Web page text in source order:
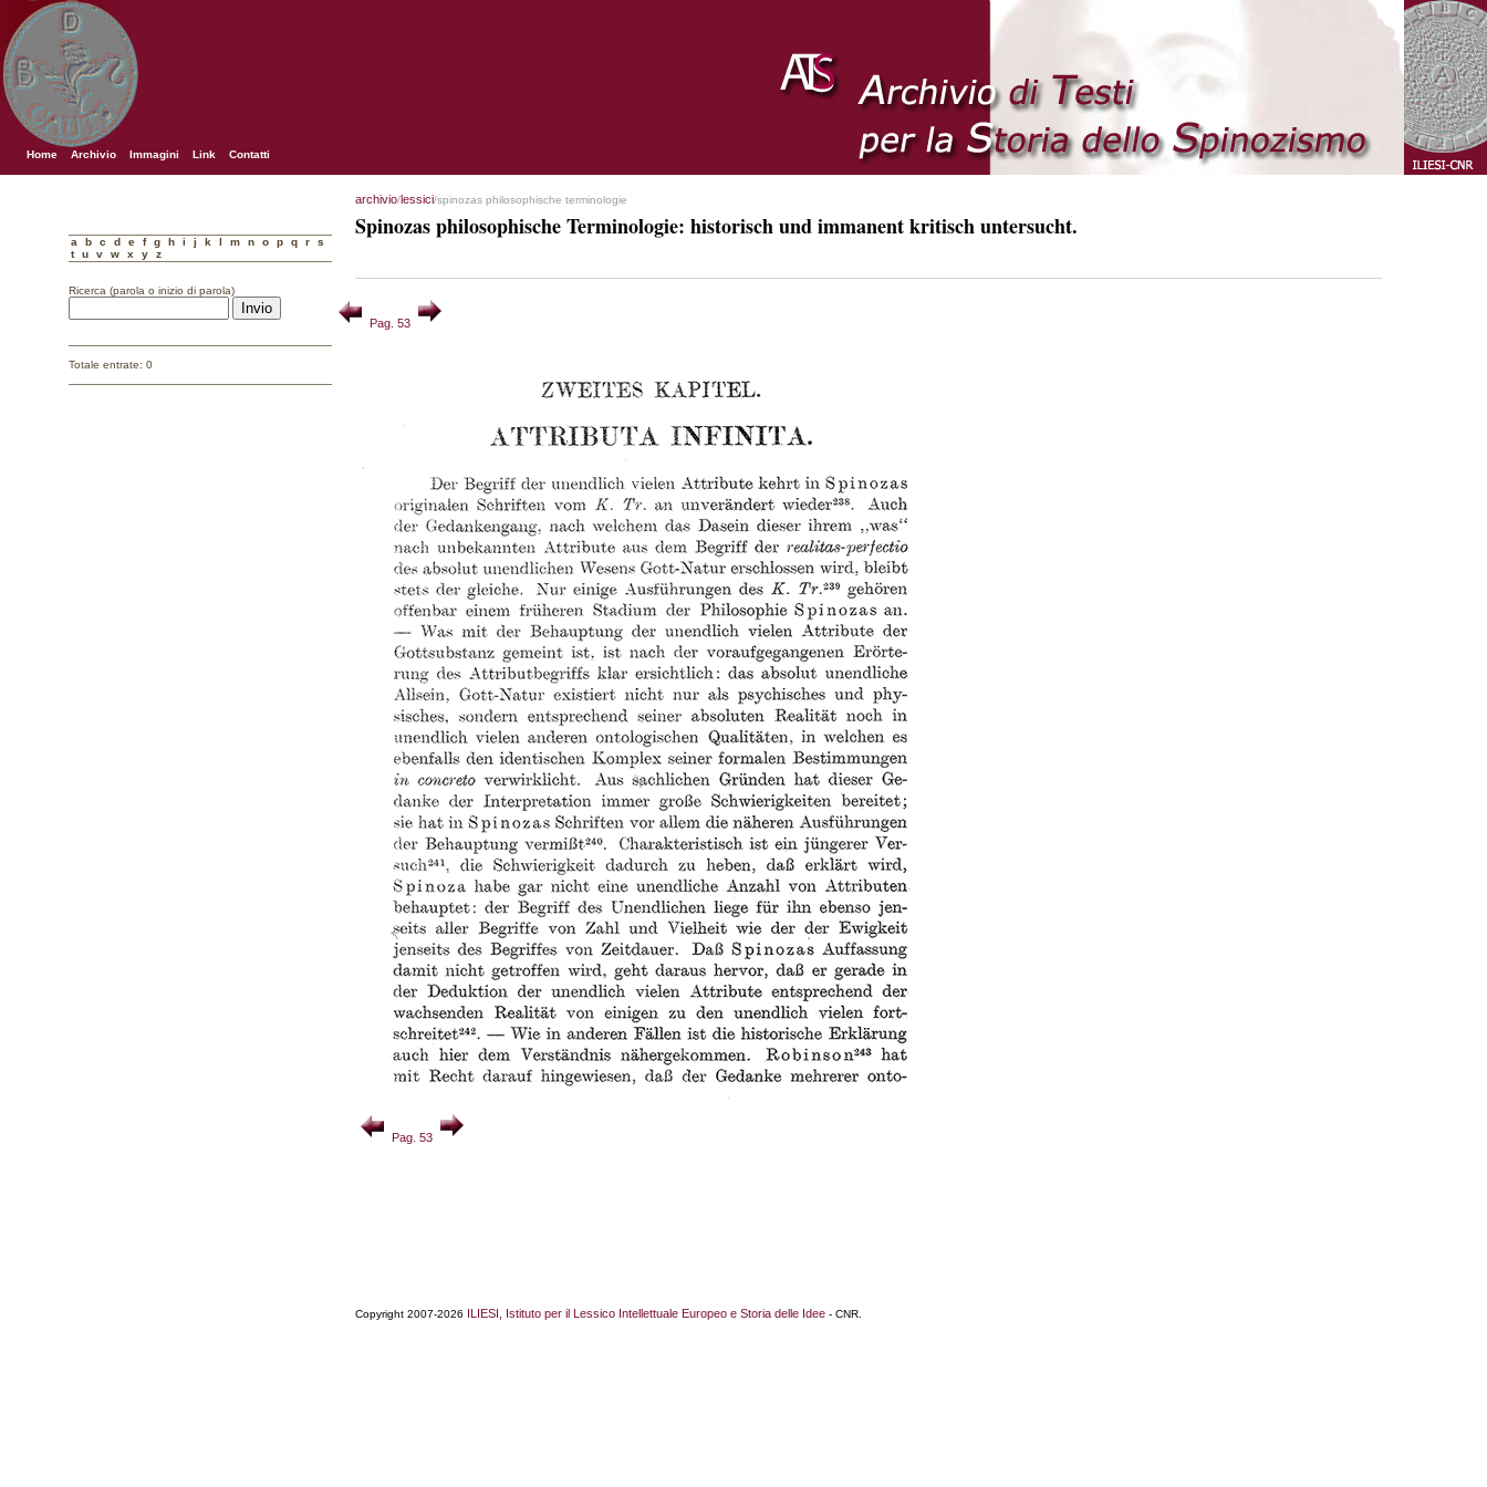
Home Archivio Immagini Link Contatti
a b c d e f g h i j k l m n o p q r
s
t
u v w x y z
Ricerca (parola o inizio di parola)
Totale entrate: 0
archivio/lessici/spinozas philosophische terminologie
Spinozas philosophische Terminologie: historisch und immanent kritisch untersucht.
Pag. 53
Pag. 53
Copyright 2007-2026 ILIESI, Istituto per il Lessico Intellettuale Europeo e Storia delle Idee - CNR.